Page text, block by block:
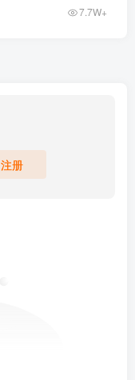
7.7W+
注册